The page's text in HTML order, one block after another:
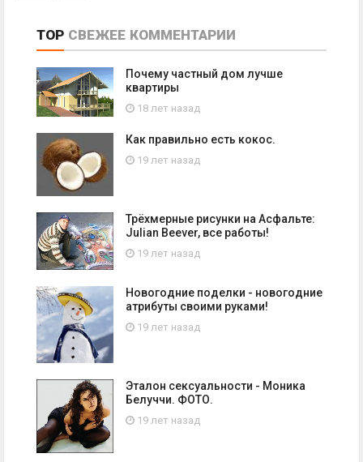
TOP СВЕЖЕЕ КОММЕНТАРИИ
Почему частный дом лучше
квартиры
18 лет назад
Как правильно есть кокос.
19 лет назад
Трёхмерные рисунки на Асфальте:
Julian Beever, все работы!
19 лет назад
Новогодние поделки - новогодние
атрибуты своими руками!
19 лет назад
Эталон сексуальности - Моника
Белуччи. ФОТО.
19 лет назад